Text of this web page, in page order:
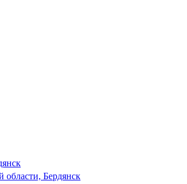
области, Бердянск